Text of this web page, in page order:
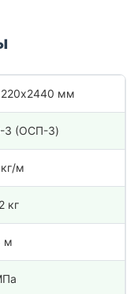
мм
3 (ОСП-3)
м
кг
м